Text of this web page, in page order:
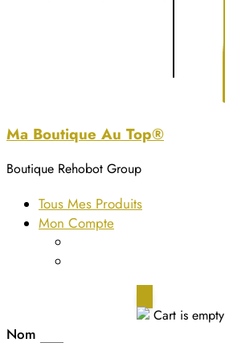
Ma Boutique Au Top®
Boutique Rehobot Group
Tous Mes Produits
Mon Compte
Cart is empty
Nom